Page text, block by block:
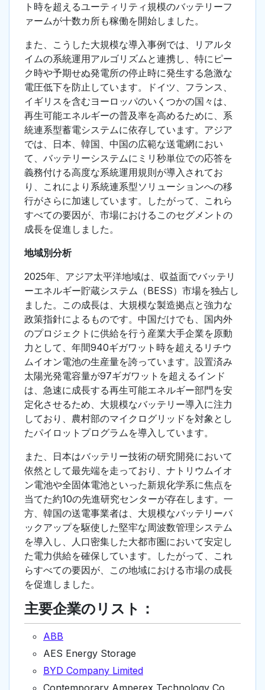
ト時を超えるユーティリティ規模のバッテリーフ
ァームが十数カ所も稼働を開始しました。
また、こうした大規模な導入事例では、リアルタ
イムの系統運用アルゴリズムと連携し、特にピー
ク時や予期せぬ発電所の停止時に発生する急激な
電圧低下を防止しています。ドイツ、フランス、
イギリスを含むヨーロッパのいくつかの国々は、
再生可能エネルギーの普及率を高めるために、系
統連系型蓄電システムに依存しています。アジア
では、日本、韓国、中国の広範な送電網におい
て、バッテリーシステムにミリ秒単位での応答を
義務付ける高度な系統運用規則が導入されてお
り、これにより系統連系型ソリューションへの移
行がさらに加速しています。したがって、これら
すべての要因が、市場におけるこのセグメントの
成長を促進しました。
地域別分析
2025年、アジア太平洋地域は、収益面でバッテリ
ーエネルギー貯蔵システム（BESS）市場を独占し
ました。この成長は、大規模な製造拠点と強力な
政策指針によるものです。中国だけでも、国内外
のプロジェクトに供給を行う産業大手企業を原動
力として、年間940ギガワット時を超えるリチウ
ムイオン電池の生産量を誇っています。設置済み
太陽光発電容量が97ギガワットを超えるインド
は、急速に成長する再生可能エネルギー部門を安
定化させるため、大規模なバッテリー導入に注力
しており、農村部のマイクログリッドを対象とし
たパイロットプログラムを導入しています。
また、日本はバッテリー技術の研究開発において
依然として最先端を走っており、ナトリウムイオ
ン電池や全固体電池といった新規化学系に焦点を
当てた約10の先進研究センターが存在します。一
方、韓国の送電事業者は、大規模なバッテリーバ
ックアップを駆使した堅牢な周波数管理システム
を導入し、人口密集した大都市圏において安定し
た電力供給を確保しています。したがって、これ
らすべての要因が、この地域における市場の成長
を促進しました。
主要企業のリスト：
ABB
AES Energy Storage
BYD Company Limited